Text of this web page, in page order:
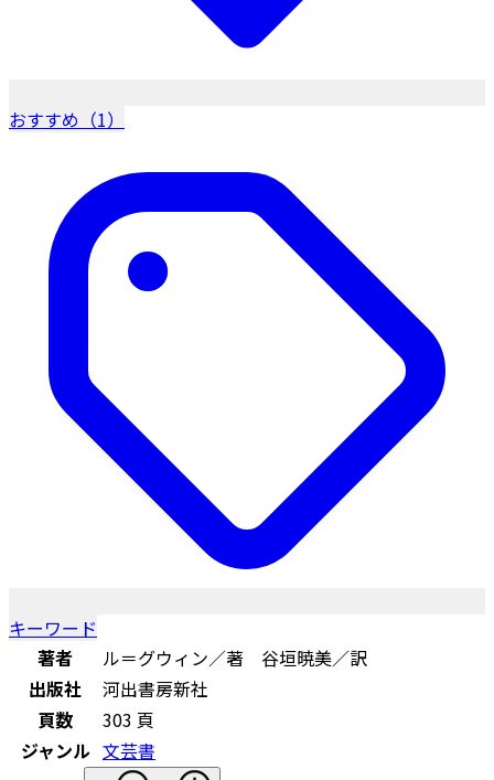
おすすめ（1）
キーワード
著者
ル＝グウィン／著 谷垣暁美／訳
出版社
河出書房新社
頁数
303 頁
ジャンル 文芸書